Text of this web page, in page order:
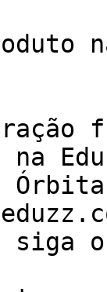
siga